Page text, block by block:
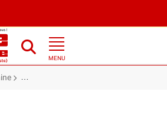
MENU
La Rochelle (Charente-Maritime) :